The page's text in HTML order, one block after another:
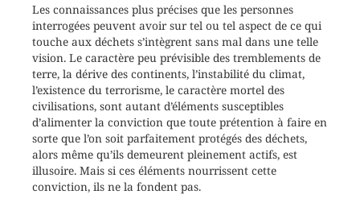
Les connaissances plus précises que les personnes
interrogées peuvent avoir sur tel ou tel aspect de ce qui
touche aux déchets s’intègrent sans mal dans une telle
vision. Le caractère peu prévisible des tremblements de
terre, la dérive des continents, l’instabilité du climat,
l’existence du terrorisme, le caractère mortel des
civilisations, sont autant d’éléments susceptibles
d’alimenter la conviction que toute prétention à faire en
sorte que l’on soit parfaitement protégés des déchets,
alors même qu’ils demeurent pleinement actifs, est
illusoire. Mais si ces éléments nourrissent cette
conviction, ils ne la fondent pas.